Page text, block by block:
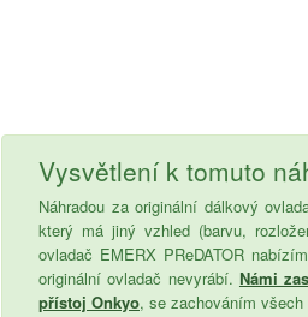
Vysvětlení k tomuto
Náhradou za originální dálkový
který má jiný vzhled (barvu,
ovladač EMERX PReDATOR
originální ovladač nevyrábí. Námi
přístoj Onkyo, se zachováním